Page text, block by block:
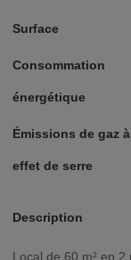
Surface
Consommation
énergétique
Émissions de gaz à
effet de serre
Description
Local de 60 m² en 2 pièces + 1 grande pièce de stockage au rez-